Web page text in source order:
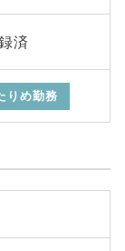
済
りめ勤務